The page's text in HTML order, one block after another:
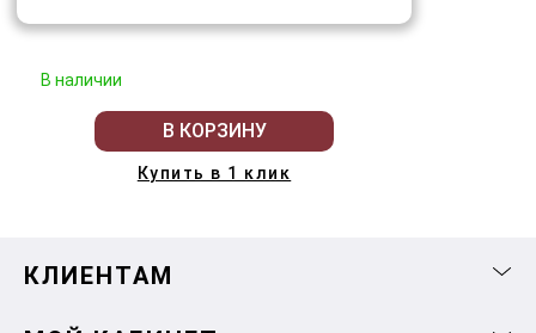
В наличии
В КОРЗИНУ
Купить в 1 клик
КЛИЕНТАМ